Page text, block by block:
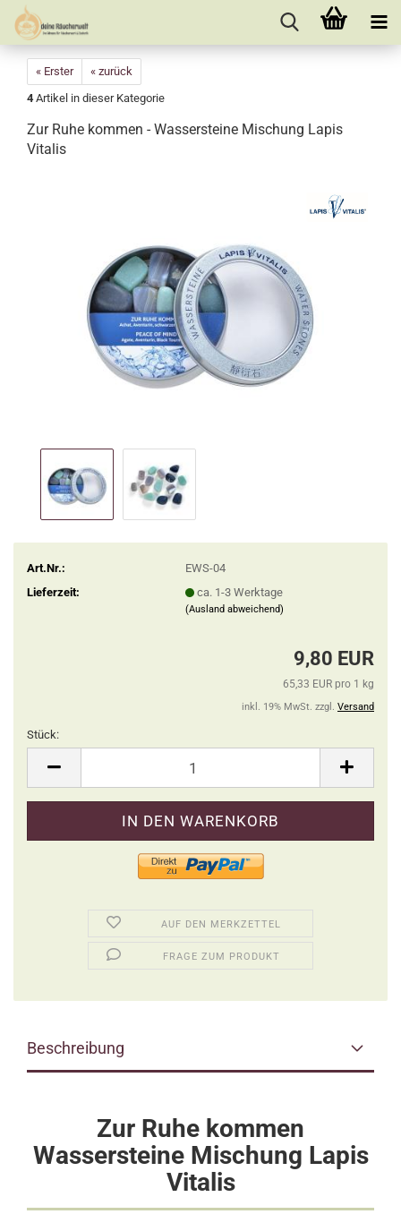
« Erster
« zurück
4 Artikel in dieser Kategorie
Zur Ruhe kommen - Wassersteine Mischung Lapis
Vitalis
Art.Nr.:
EWS-04
Lieferzeit:
ca. 1-3 Werktage
(Ausland abweichend)
9,80 EUR
65,33 EUR pro 1 kg
inkl. 19% MwSt. zzgl. Versand
Stück:
AUF DEN MERKZETTEL
FRAGE ZUM PRODUKT
Beschreibung
Zur Ruhe kommen
Wassersteine Mischung Lapis
Vitalis